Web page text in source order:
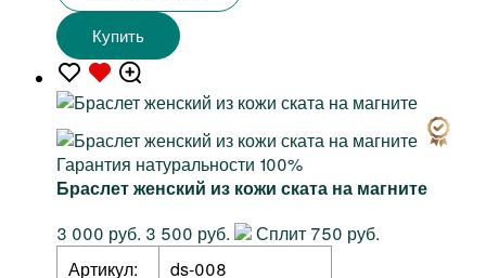
Купить
Гарантия натуральности 100%
Браслет женский из кожи ската на магните
3 000 руб. 3 500 руб.
Сплит 750 руб.
Артикул:
ds-008